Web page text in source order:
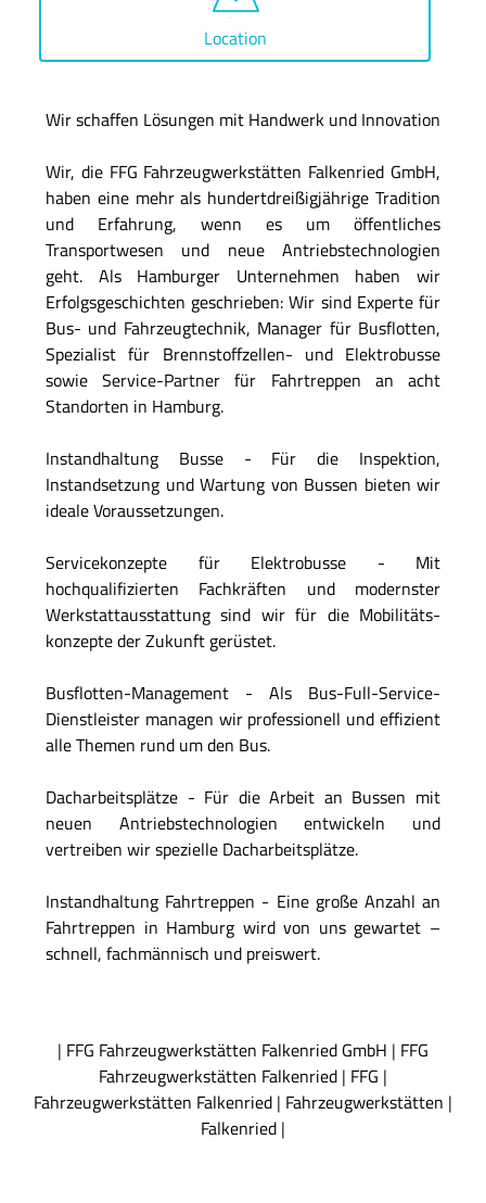
Location
Wir schaffen Lösungen mit Handwerk und Innovation
Wir, die FFG Fahrzeugwerkstätten Falkenried GmbH,
haben eine mehr als hundert­dreißig­jährige Tradition
und Erfahrung, wenn es um öffentliches
Transportwesen und neue Antriebstechnologien
geht. Als Hamburger Unternehmen haben wir
Erfolgsgeschichten geschrieben: Wir sind Experte für
Bus- und Fahrzeugtechnik, Manager für Busflotten,
Spezialist für Brennstoffzellen- und Elektrobusse
sowie Service-Partner für Fahrtreppen an acht
Standorten in Hamburg.
Instandhaltung Busse - Für die Inspektion,
Instandsetzung und Wartung von Bussen bieten wir
ideale Voraussetzungen.
Servicekonzepte für Elektrobusse - Mit
hochqualifizierten Fachkräften und modernster
Werkstatt­ausstattung sind wir für die Mobilitäts­
konzepte der Zukunft gerüstet.
Busflotten-Management - Als Bus-Full-Service-
Dienstleister managen wir professionell und effizient
alle Themen rund um den Bus.
Dacharbeitsplätze - Für die Arbeit an Bussen mit
neuen Antriebs­technologien entwickeln und
vertreiben wir spezielle Dach­arbeits­plätze.
Instandhaltung Fahrtreppen - Eine große Anzahl an
Fahrtreppen in Hamburg wird von uns gewartet –
schnell, fachmännisch und preiswert.
| FFG Fahrzeugwerkstätten Falkenried GmbH | FFG
Fahrzeugwerkstätten Falkenried | FFG |
Fahrzeugwerkstätten Falkenried | Fahrzeugwerkstätten |
Falkenried |